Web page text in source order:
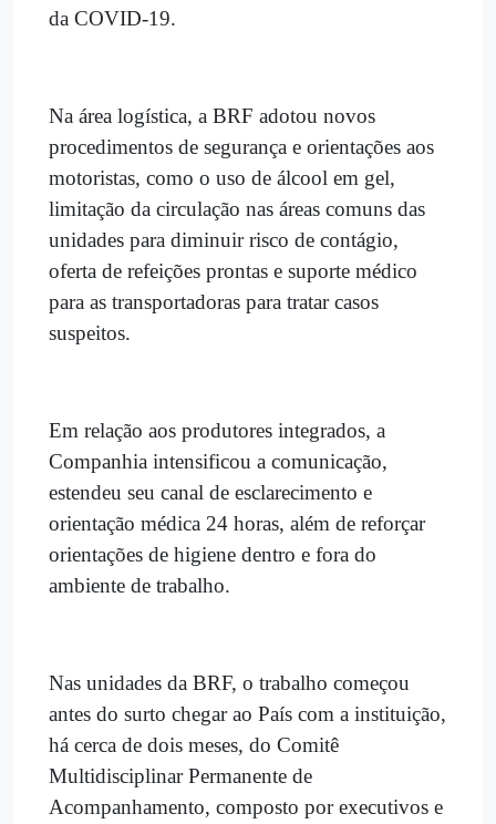
da COVID-19.
Na área logística, a BRF adotou novos
procedimentos de segurança e orientações aos
motoristas, como o uso de álcool em gel,
limitação da circulação nas áreas comuns das
unidades para diminuir risco de contágio,
oferta de refeições prontas e suporte médico
para as transportadoras para tratar casos
suspeitos.
Em relação aos produtores integrados, a
Companhia intensificou a comunicação,
estendeu seu canal de esclarecimento e
orientação médica 24 horas, além de reforçar
orientações de higiene dentro e fora do
ambiente de trabalho.
Nas unidades da BRF, o trabalho começou
antes do surto chegar ao País com a instituição,
há cerca de dois meses, do Comitê
Multidisciplinar Permanente de
Acompanhamento, composto por executivos e